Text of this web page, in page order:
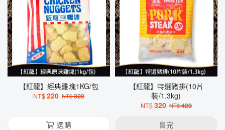
【紅龍】經典雞塊1KG/包
NT$220 NT$320
選購
【紅龍】特選豬排(10片
裝/1.3kg)
NT$320 NT$420
售完